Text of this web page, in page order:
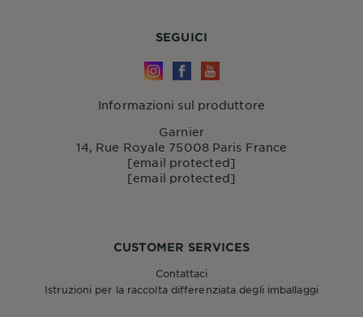
CUSTOMER SERVICES
Contattaci
Istruzioni per la raccolta differenziata degli imballaggi
SEGUICI
Informazioni sul produttore
Garnier
14, Rue Royale 75008 Paris France
[email protected]
[email protected]